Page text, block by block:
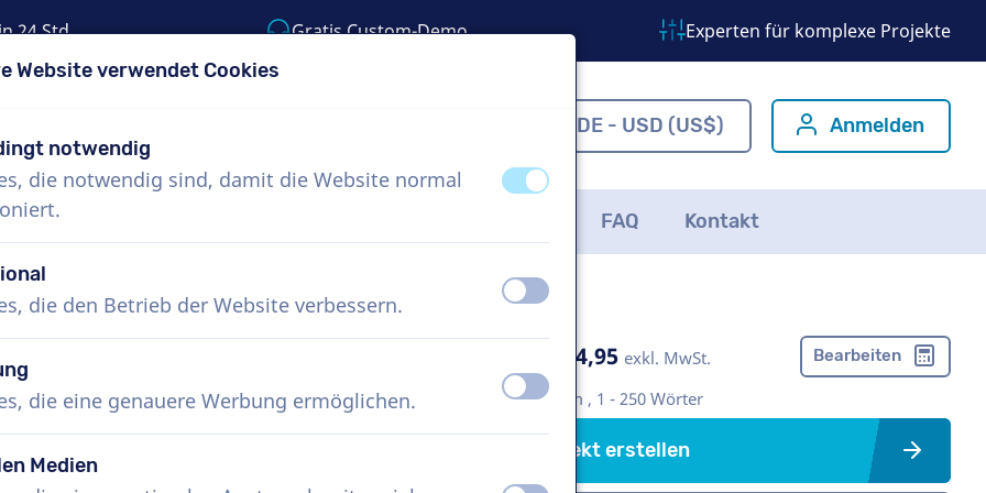
24 Std. Gratis Custom-Demo Experten für komplexe Projekte
DE - USD (US$) Anmelden
FAQ Kontakt
US$ 304,95 exkl. MwSt. Bearbeiten
Imagefilm , 1 - 250 Wörter
Projekt erstellen
Website verwendet Cookies
notwendig
die notwendig sind, damit die Website normal
aus
an
die den Betrieb der Website verbessern. ausan
die eine genauere Werbung ermöglichen. ausan
Medien